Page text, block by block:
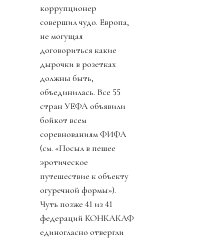
коррупционер
совершил чудо. Европа,
не могущая
договориться какие
дырочки в розетках
должны быть,
объединилась. Все 55
стран УЕФА объявили
бойкот всем
соревнованиям ФИФА
(см. «Посыл в пешее
эротическое
путешествие к объекту
огуречной формы»).
Чуть позже 41 из 41
федераций КОНКАКАФ
единогласно отвергли